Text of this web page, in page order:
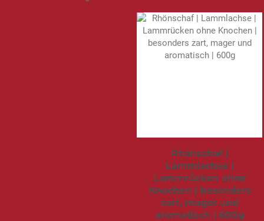
Rhönschaf |
Lammlachse |
Lammrücken ohne
Knochen | besonders
zart, mager und
aromatisch | 600g